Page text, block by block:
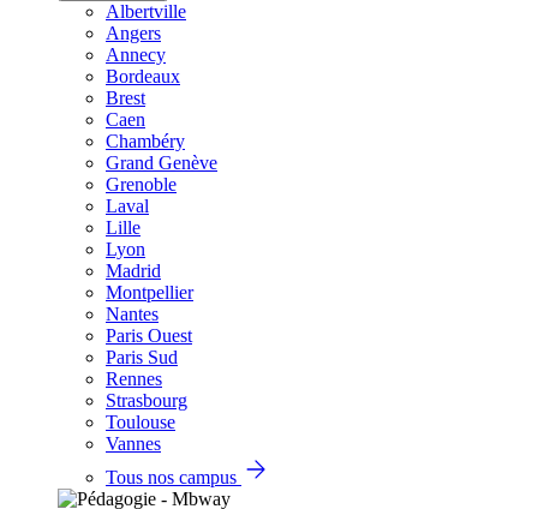
Albertville
Angers
Annecy
Bordeaux
Brest
Caen
Chambéry
Grand Genève
Grenoble
Laval
Lille
Lyon
Madrid
Montpellier
Nantes
Paris Ouest
Paris Sud
Rennes
Strasbourg
Toulouse
Vannes
Tous nos campus